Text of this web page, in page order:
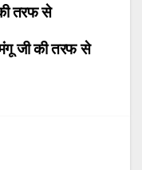
तरफ से
जी की तरफ से